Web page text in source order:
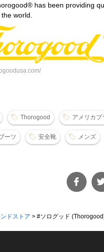
has been providing
world.
Thorogood アメリカブ
ーツ 安全靴 メンズ
ドストア > #ソログッド